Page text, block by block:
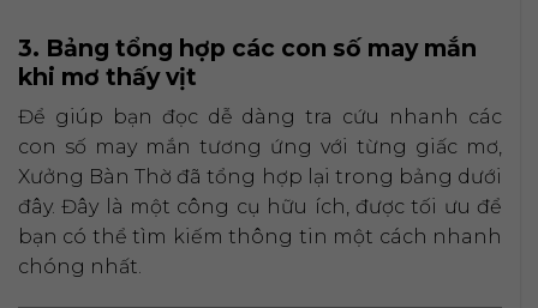
3. Bảng tổng hợp các con số may mắn
khi mơ thấy vịt
Để giúp bạn đọc dễ dàng tra cứu nhanh các
con số may mắn tương ứng với từng giấc mơ,
Xưởng Bàn Thờ đã tổng hợp lại trong bảng dưới
đây. Đây là một công cụ hữu ích, được tối ưu để
bạn có thể tìm kiếm thông tin một cách nhanh
chóng nhất.